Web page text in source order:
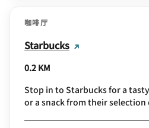
咖啡厅
Starbucks
0.2 KM
Stop in to Starbucks for a
or a snack from their selection